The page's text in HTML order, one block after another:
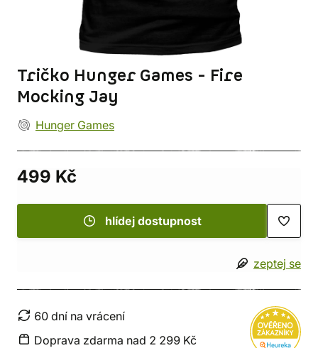
Tričko Hunger Games - Fire
Mocking Jay
Hunger Games
499 Kč
hlídej dostupnost
zeptej se
60 dní na vrácení
Doprava zdarma nad 2 299 Kč